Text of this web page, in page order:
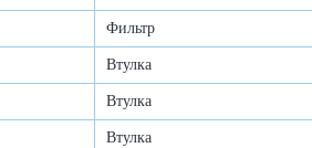
Фильтр
Втулка
Втулка
Втулка